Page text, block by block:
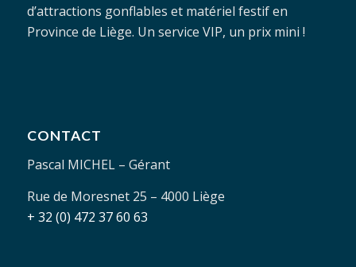
d’attractions gonflables et matériel festif en
Province de Liège. Un service VIP, un prix mini !
CONTACT
Pascal MICHEL – Gérant
Rue de Moresnet 25 – 4000 Liège
+ 32 (0) 472 37 60 63